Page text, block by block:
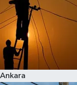
Ankara